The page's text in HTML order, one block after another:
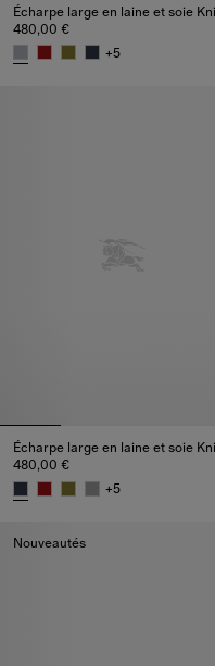
480,00 €
+5
480,00 €
+5
Nouveautés